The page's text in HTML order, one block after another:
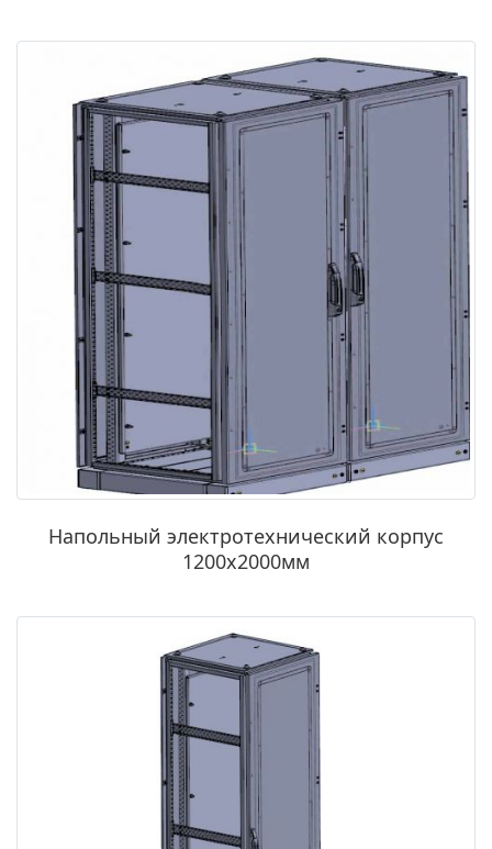
Напольный электротехнический корпус
1200х2000мм